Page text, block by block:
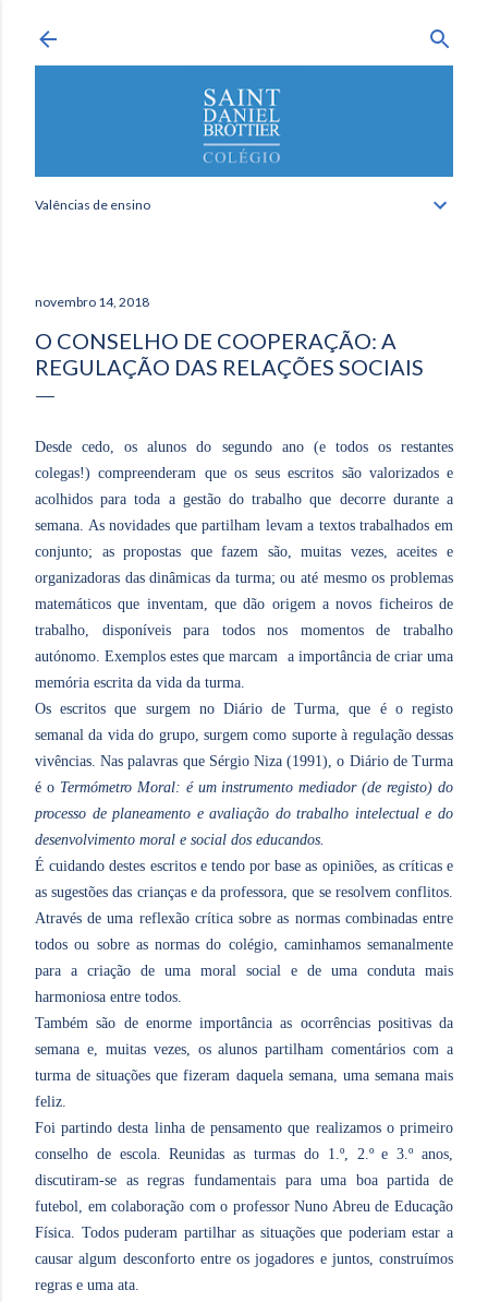
Valências de ensino
novembro 14, 2018
O CONSELHO DE COOPERAÇÃO: A
REGULAÇÃO DAS RELAÇÕES SOCIAIS
Desde cedo, os alunos do segundo ano (e todos os restantes
colegas!) compreenderam que os seus escritos são valorizados e
acolhidos para toda a gestão do trabalho que decorre durante a
semana. As novidades que partilham levam a textos trabalhados em
conjunto; as propostas que fazem são, muitas vezes, aceites e
organizadoras das dinâmicas da turma; ou até mesmo os problemas
matemáticos que inventam, que dão origem a novos ficheiros de
trabalho, disponíveis para todos nos momentos de trabalho
autónomo. Exemplos estes que marcam a importância de criar uma
memória escrita da vida da turma.
Os escritos que surgem no Diário de Turma, que é o registo
semanal da vida do grupo, surgem como suporte à regulação dessas
vivências. Nas palavras que Sérgio Niza (1991), o Diário de Turma
é o Termómetro Moral: é um instrumento mediador (de registo) do
processo de planeamento e avaliação do trabalho intelectual e do
desenvolvimento moral e social dos educandos.
É cuidando destes escritos e tendo por base as opiniões, as críticas e
as sugestões das crianças e da professora, que se resolvem conflitos.
Através de uma reflexão crítica sobre as normas combinadas entre
todos ou sobre as normas do colégio, caminhamos semanalmente
para a criação de uma moral social e de uma conduta mais
harmoniosa entre todos.
Também são de enorme importância as ocorrências positivas da
semana e, muitas vezes, os alunos partilham comentários com a
turma de situações que fizeram daquela semana, uma semana mais
feliz.
Foi partindo desta linha de pensamento que realizamos o primeiro
conselho de escola. Reunidas as turmas do 1.º, 2.º e 3.º anos,
discutiram-se as regras fundamentais para uma boa partida de
futebol, em colaboração com o professor Nuno Abreu de Educação
Física. Todos puderam partilhar as situações que poderiam estar a
causar algum desconforto entre os jogadores e juntos, construímos
regras e uma ata.